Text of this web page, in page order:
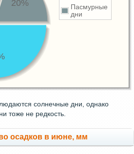
Пасмурные
дни
20%
солнечные дни, однако
тоже не редкость.
осадков в июне, мм